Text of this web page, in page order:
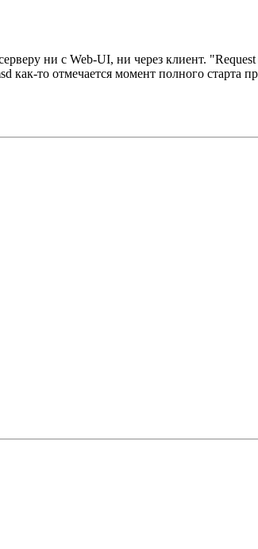
ни с Web-UI, ни через клиент.
как-то отмечается момент полного старта